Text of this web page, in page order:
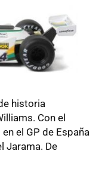
historia
Con el
el GP de España
Jarama. De